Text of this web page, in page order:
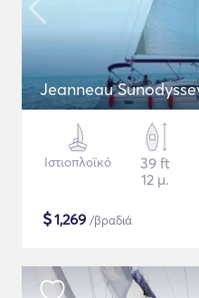
Jeanneau
Ιστιοπλοϊκό
39 ft
12 μ.
$1,269 /βραδιά